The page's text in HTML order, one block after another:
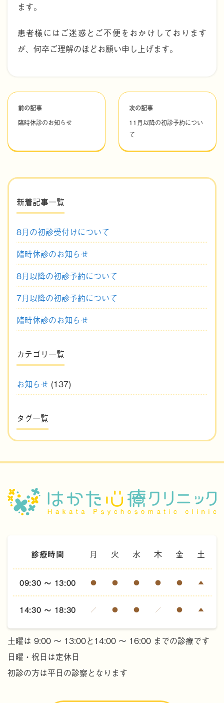
ます。
患者様にはご迷惑とご不便をおかけしております
が、何卒ご理解のほどお願い申し上げます。
前の記事
臨時休診のお知らせ
次の記事
11月以降の初診予約につい
て
新着記事一覧
8月の初診受付けについて
臨時休診のお知らせ
8月以降の初診予約について
7月以降の初診予約について
臨時休診のお知らせ
カテゴリ一覧
お知らせ (137)
タグ一覧
診療時間 月 火 水 木 金 土
09:30 ～ 13:00 ● ● ● ● ● ▲
14:30 ～ 18:30 ／ ● ● ／ ● ▲
土曜は 9:00 ～ 13:00と14:00 ～ 16:00 までの診療です
日曜・祝日は定休日
初診の方は平日の診察となります